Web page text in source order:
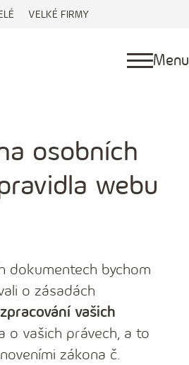
VELKÉ FIRMY
Menu
osobních
webu
dokumentech bychom
o zásadách
zpracování vašich
o vašich právech, a to
zákona č.